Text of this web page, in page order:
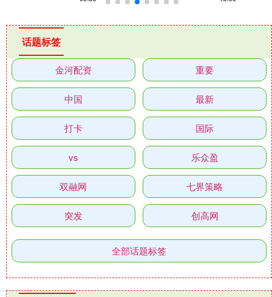
话题标签
金河配资 重要
中国 最新
打卡 国际
vs 乐众盈
双融网 七界策略
突发 创高网
全部话题标签